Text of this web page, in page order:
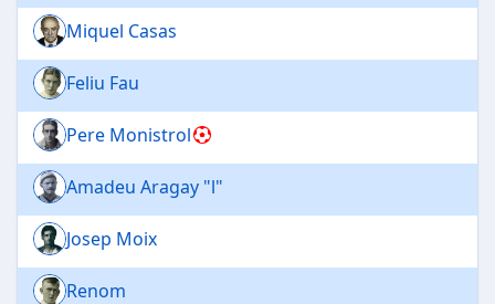
Miquel Casas
Feliu Fau
Pere Monistrol
Amadeu Aragay "l"
Josep Moix
Renom